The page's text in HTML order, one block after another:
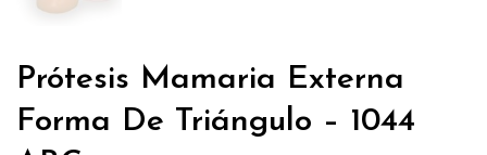
Prótesis Mamaria Externa
Forma De Triángulo – 1044